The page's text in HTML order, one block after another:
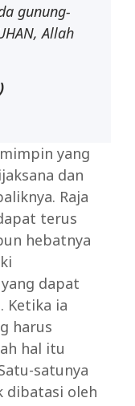
gunung-
Allah
yang
dan
Raja
terus
hebatnya
dapat
Ketika ia
harus
hal itu
satunya
dibatasi oleh